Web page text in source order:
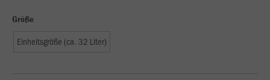
Größe
Einheitsgröße (ca. 32 Liter)